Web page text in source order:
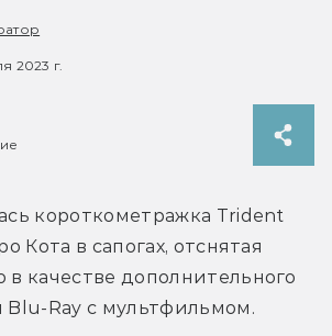
2023 г.
короткометражка Trident
Кота в сапогах, отснятая
в качестве дополнительного
Blu-Ray с мультфильмом.